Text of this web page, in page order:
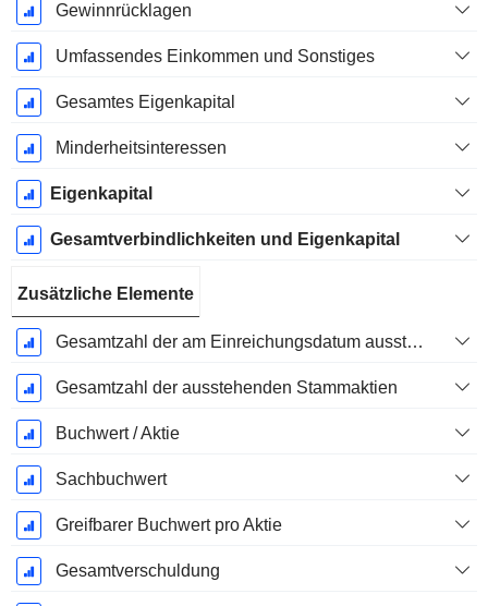
Gewinnrücklagen
Umfassendes Einkommen und Sonstiges
Gesamtes Eigenkapital
Minderheitsinteressen
Eigenkapital
Gesamtverbindlichkeiten und Eigenkapital
Zusätzliche Elemente
Gesamtzahl der am Einreichungsdatum ausstehenden Aktien
Gesamtzahl der ausstehenden Stammaktien
Buchwert / Aktie
Sachbuchwert
Greifbarer Buchwert pro Aktie
Gesamtverschuldung